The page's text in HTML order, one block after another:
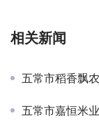
相关新闻
五常市稻香飘
五常市嘉恒米